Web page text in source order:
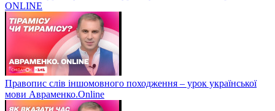
ONLINE
Правопис слів іншомовного походження – урок української
мови Авраменко.Online